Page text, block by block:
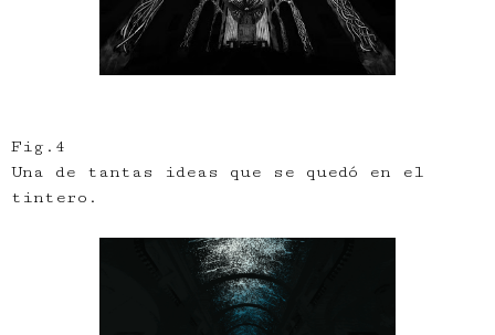
Fig.4
Una de tantas ideas que se quedó en el
tintero.